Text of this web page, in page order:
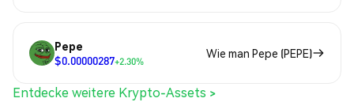
Pepe
$0.00000287+2.30%
Wie man Pepe (PEPE)
Entdecke weitere Krypto-Assets >